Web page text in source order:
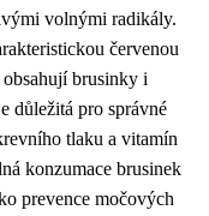
volnými radikály.
červenou
brusinky i
důležitá pro správné
tlaku a vitamín
konzumace brusinek
prevence močových